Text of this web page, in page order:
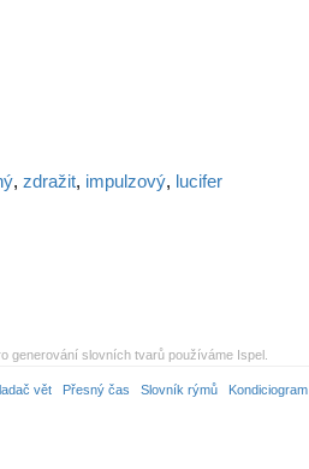
, zdražit, impulzový, lucifer
generování slovních tvarů používáme Ispel.
vět Přesný čas Slovník rýmů Kondiciogram